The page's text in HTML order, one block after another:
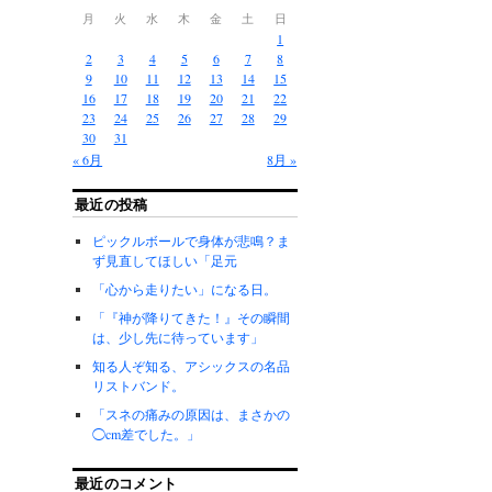
月 火 水 木 金 土 日
« 6月 8月 »
1
2
3 4 5 6 7
8
9
10 11 12 13 14
15
16
17 18 19 20 21
22
23
24 25 26 27 28
29
30
31
最近の投稿
ピックルボールで身体が悲鳴？ま
ず見直してほしい「足元
「心から走りたい」になる日。
「『神が降りてきた！』その瞬間
は、少し先に待っています」
知る人ぞ知る、アシックスの名品
リストバンド。
「スネの痛みの原因は、まさかの
◯cm差でした。」
最近のコメント